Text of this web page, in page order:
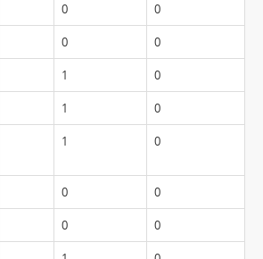
0 0
0 0
1 0
1 0
1 0
0 0
0 0